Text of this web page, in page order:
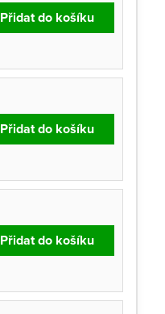
Přidat do košíku
Přidat do košíku
Přidat do košíku